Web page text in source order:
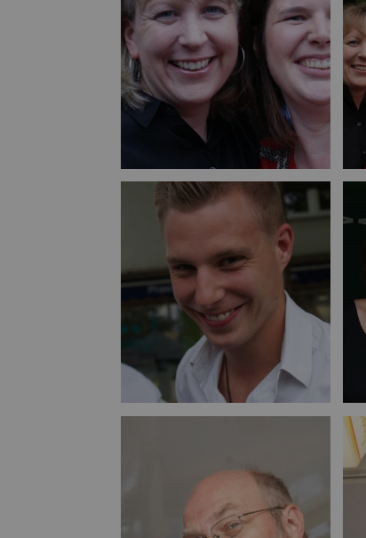
Bild vergrößern
Bild vergrößern